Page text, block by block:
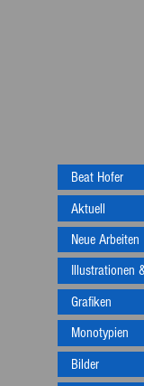
Beat Hofer
Aktuell
Neue Arbeiten
Illustrationen
Grafiken
Monotypien
Bilder